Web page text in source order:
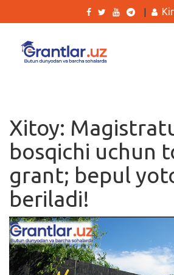
Ishlar
Kurslar
Blog
Yana
Qidirish
Xitoy:
bosqichi uchun
grant; bepul
beriladi!